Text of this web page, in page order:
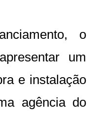
o
um
e instalação
agência do